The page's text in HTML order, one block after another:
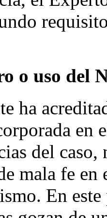
o uso del
ha
en
del
mala fe
En